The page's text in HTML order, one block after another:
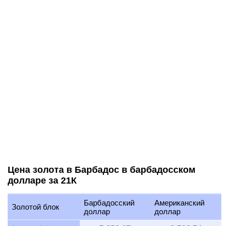
Цена золота в Барбадос в барбадосском
долларе за 21К
Золотой блок
Барбадосский
доллар
Американский
доллар